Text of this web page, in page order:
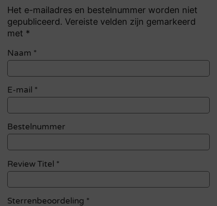
Het e-mailadres en bestelnummer worden niet
gepubliceerd. Vereiste velden zijn gemarkeerd
met *
Naam *
E-mail *
Bestelnummer
Review Titel *
Sterrenbeoordeling *